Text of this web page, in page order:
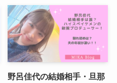
野呂佳代の結婚相手・旦那